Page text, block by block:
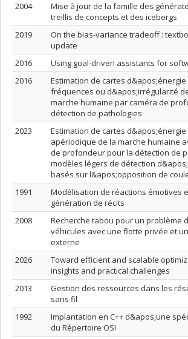
2004
Mise à jour de la famille des
treillis de concepts et des icebergs
2019
On the bias-variance tradeoff :
update
2016
Using goal-driven assistants for
2016
Estimation de cartes
fréquences ou d&apos;irrégularité
marche humaine par caméra de
détection de pathologies
2023
Estimation de cartes
apériodique de la marche humaine
de profondeur pour la détection de
modèles légers de détection
basés sur l&apos;opposition de
1991
Modélisation de réactions émotives
génération de récits
2008
Recherche tabou pour un problème
véhicules avec une flotte privée et
externe
2026
Toward efficient and scalable
insights and practical challenges
2013
Gestion des ressources dans les
sans fil
1992
Implantation en C++ d&apos;une
du Répertoire OSI